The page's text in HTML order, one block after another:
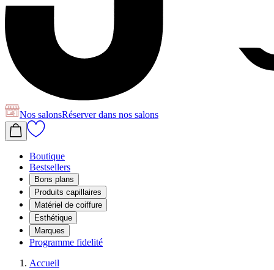
Nos salonsRéserverdans nos salons
Boutique
Bestsellers
Bons plans
Produits capillaires
Matériel de coiffure
Esthétique
Marques
Programme fidelité
Accueil